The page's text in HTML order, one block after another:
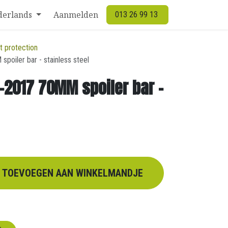
Aanmelden 013 26 99 13
protection
bar - stainless steel
2017 70MM spoiler bar -
TOEVOEGEN AAN WINKELMANDJE